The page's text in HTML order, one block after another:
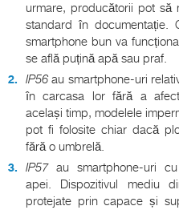
urmare, producătorii pot să
standard în documentație.
smartphone bun va
se află puțină apă sau praf.
IP56au smartphone-uri
în carcasa lor fără a
același timp, modelele
pot fi folosite chiar dacă
fără o umbrelă.
IP57 au smartphone-uri
apei. Dispozitivul mediu
protejate prin capace și